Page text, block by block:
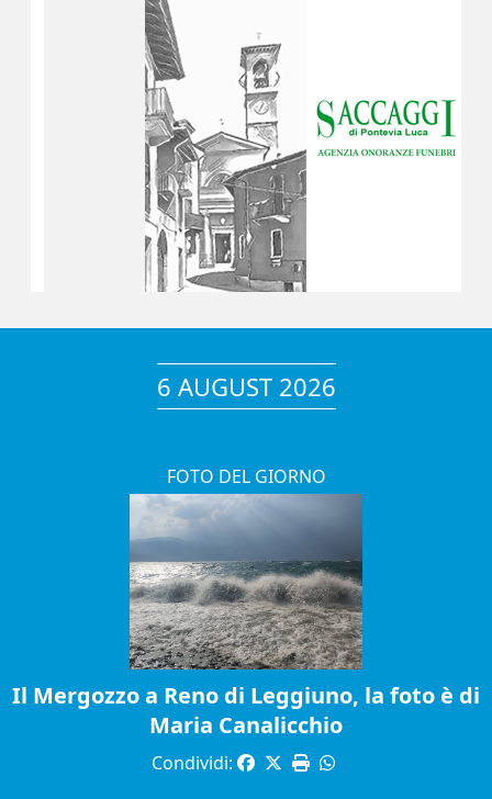
6 AUGUST 2026
FOTO DEL GIORNO
Il Mergozzo a Reno di Leggiuno, la foto è di
Maria Canalicchio
Condividi: